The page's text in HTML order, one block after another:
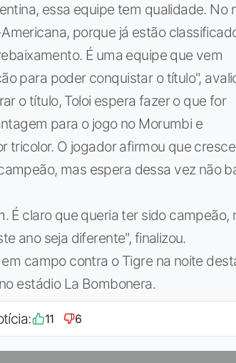
essa equipe tem qualidade. No
porque já estão
É uma equipe que vem
para poder conquistar o título",
o título, Toloi espera fazer o que for
para o jogo no Morumbi e
tricolor. O jogador afirmou que
mas espera dessa vez não
É claro que queria ter sido campeão,
ano seja diferente", finalizou.
campo contra o Tigre na noite
estádio La Bombonera.
11 6